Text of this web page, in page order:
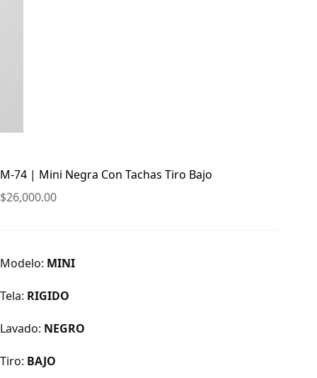
M-74 | Mini Negra Con Tachas Tiro Bajo
$26,000.00
Modelo: MINI
Tela: RIGIDO
Lavado: NEGRO
Tiro: BAJO